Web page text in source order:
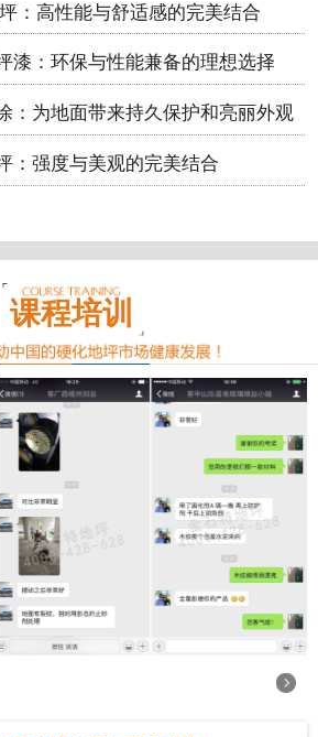
：高性能与舒适感的完美结合
漆：环保与性能兼备的理想选择
：为地面带来持久保护和亮丽外观
：强度与美观的完美结合
课程培训